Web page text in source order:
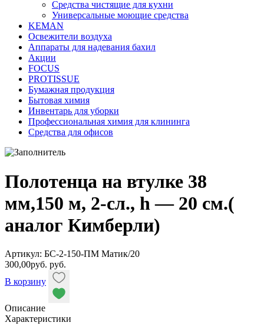
Средства чистящие для кухни
Универсальные моющие средства
KEMAN
Освежители воздуха
Аппараты для надевания бахил
Акции
FOCUS
PROTISSUE
Бумажная продукция
Бытовая химия
Инвентарь для уборки
Профессиональная химия для клининга
Средства для офисов
Полотенца на втулке 38
мм,150 м, 2-сл., h — 20 см.(
аналог Кимберли)
Артикул: БС-2-150-ПМ Матик/20
300,00руб. руб.
В корзину
Описание
Характеристики